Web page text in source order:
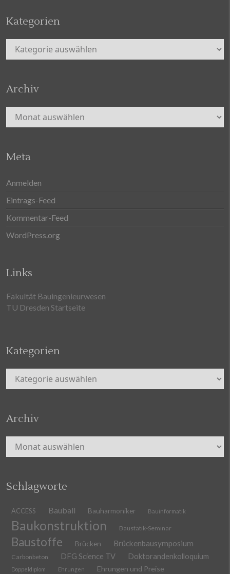
Kategorien
Kategorien
Archiv
Archiv
Meta
Anmelden
Eintrags-Feed
Kommentar-Feed
WordPress.org
Links
Fakultät Bauingenieurwesen
TU Dresden Startseite
Kategorien
Kategorien
Archiv
Archiv
Schlagworte
ACCESS Bauball Bauharmoniker Bauinformatik
Baukonstruktion Baustatik-Seminar
Baustoffe Brücken Brückenbausymposium
Carbonbeton DFG Science TV Doktorandenkolloquium
Doppeldiplom Ehrungen Ehrungen und Preise